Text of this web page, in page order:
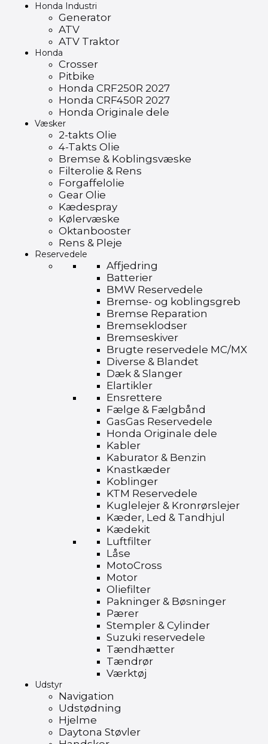
Honda Industri
Generator
ATV
ATV Traktor
Honda
Crosser
Pitbike
Honda CRF250R 2027
Honda CRF450R 2027
Honda Originale dele
Væsker
2-takts Olie
4-Takts Olie
Bremse & Koblingsvæske
Filterolie & Rens
Forgaffelolie
Gear Olie
Kædespray
Kølervæske
Oktanbooster
Rens & Pleje
Reservedele
Affjedring
Batterier
BMW Reservedele
Bremse- og koblingsgreb
Bremse Reparation
Bremseklodser
Bremseskiver
Brugte reservedele MC/MX
Diverse & Blandet
Dæk & Slanger
Elartikler
Ensrettere
Fælge & Fælgbånd
GasGas Reservedele
Honda Originale dele
Kabler
Kaburator & Benzin
Knastkæder
Koblinger
KTM Reservedele
Kuglelejer & Kronrørslejer
Kæder, Led & Tandhjul
Kædekit
Luftfilter
Låse
MotoCross
Motor
Oliefilter
Pakninger & Bøsninger
Pærer
Stempler & Cylinder
Suzuki reservedele
Tændhætter
Tændrør
Værktøj
Udstyr
Navigation
Udstødning
Hjelme
Daytona Støvler